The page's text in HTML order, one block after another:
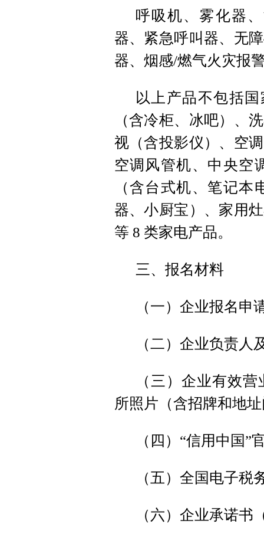
呼吸机、雾化器
器、紧急呼叫器、无
器、烟感/燃气火灾报
以上产品不包括
（含冷柜、冰吧）、
视（含投影仪）、空
空调风管机、中央空
（含台式机、笔记
器、小厨宝）、家用
等 8 类家电产品。
三、报名材料
（一）企业报名申
（二）企业负责人
（三）企业有效
所照片（含招牌和地
（四）“信用中国”
（五）全国电子税
（六）企业承诺书